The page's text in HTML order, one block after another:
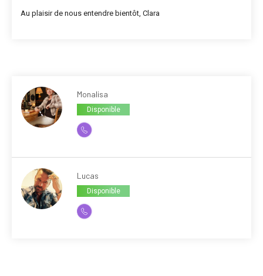
Monalisa
Disponible
Lucas
Disponible
Au plaisir de nous entendre bientôt, Clara